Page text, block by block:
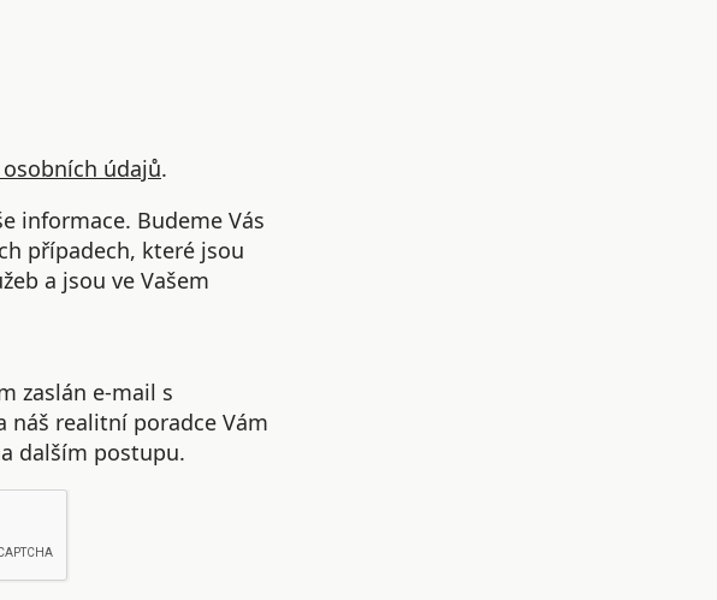
údajů.
informace. Budeme Vás
případech, které jsou
a jsou ve Vašem
zaslán e-mail s
realitní poradce Vám
dalším postupu.